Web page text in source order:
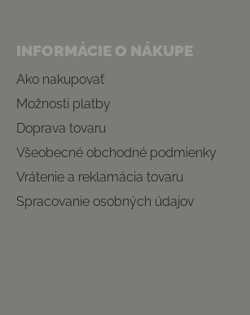
INFORMÁCIE O NÁKUPE
Ako nakupovať
Možnosti platby
Doprava tovaru
Všeobecné obchodné podmienky
Vrátenie a reklamácia tovaru
Spracovanie osobných údajov